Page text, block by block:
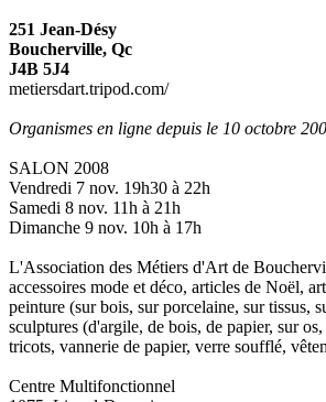
251 Jean-Désy
Boucherville, Qc
J4B 5J4
metiersdart.tripod.com/
Organismes en ligne depuis le 10 octobre
SALON 2008
Vendredi 7 nov. 19h30 à 22h
Samedi 8 nov. 11h à 21h
Dimanche 9 nov. 10h à 17h
L'Association des Métiers d'Art de
accessoires mode et déco, articles de Noël,
peinture (sur bois, sur porcelaine, sur tissus,
sculptures (d'argile, de bois, de papier, sur
tricots, vannerie de papier, verre soufflé,
Centre Multifonctionnel